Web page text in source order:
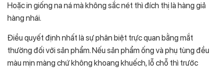
Hoặc in giống na ná mà không sắc nét thì đích thị là hàng giả
hàng nhái.
Điều quyết định nhất là sự phân biệt trực quan bằng mắt
thường đối với sản phẩm. Nếu sản phẩm ống và phụ tùng đều
màu mịn màng chứ không khoang khuếch, lỗ chỗ thì trước